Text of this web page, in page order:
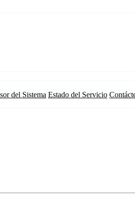
del Sistema Estado del Servicio